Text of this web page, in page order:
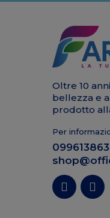
Oltre 10
bellezza e
prodotto
Per
099613863